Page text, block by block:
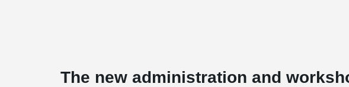
The new administration and